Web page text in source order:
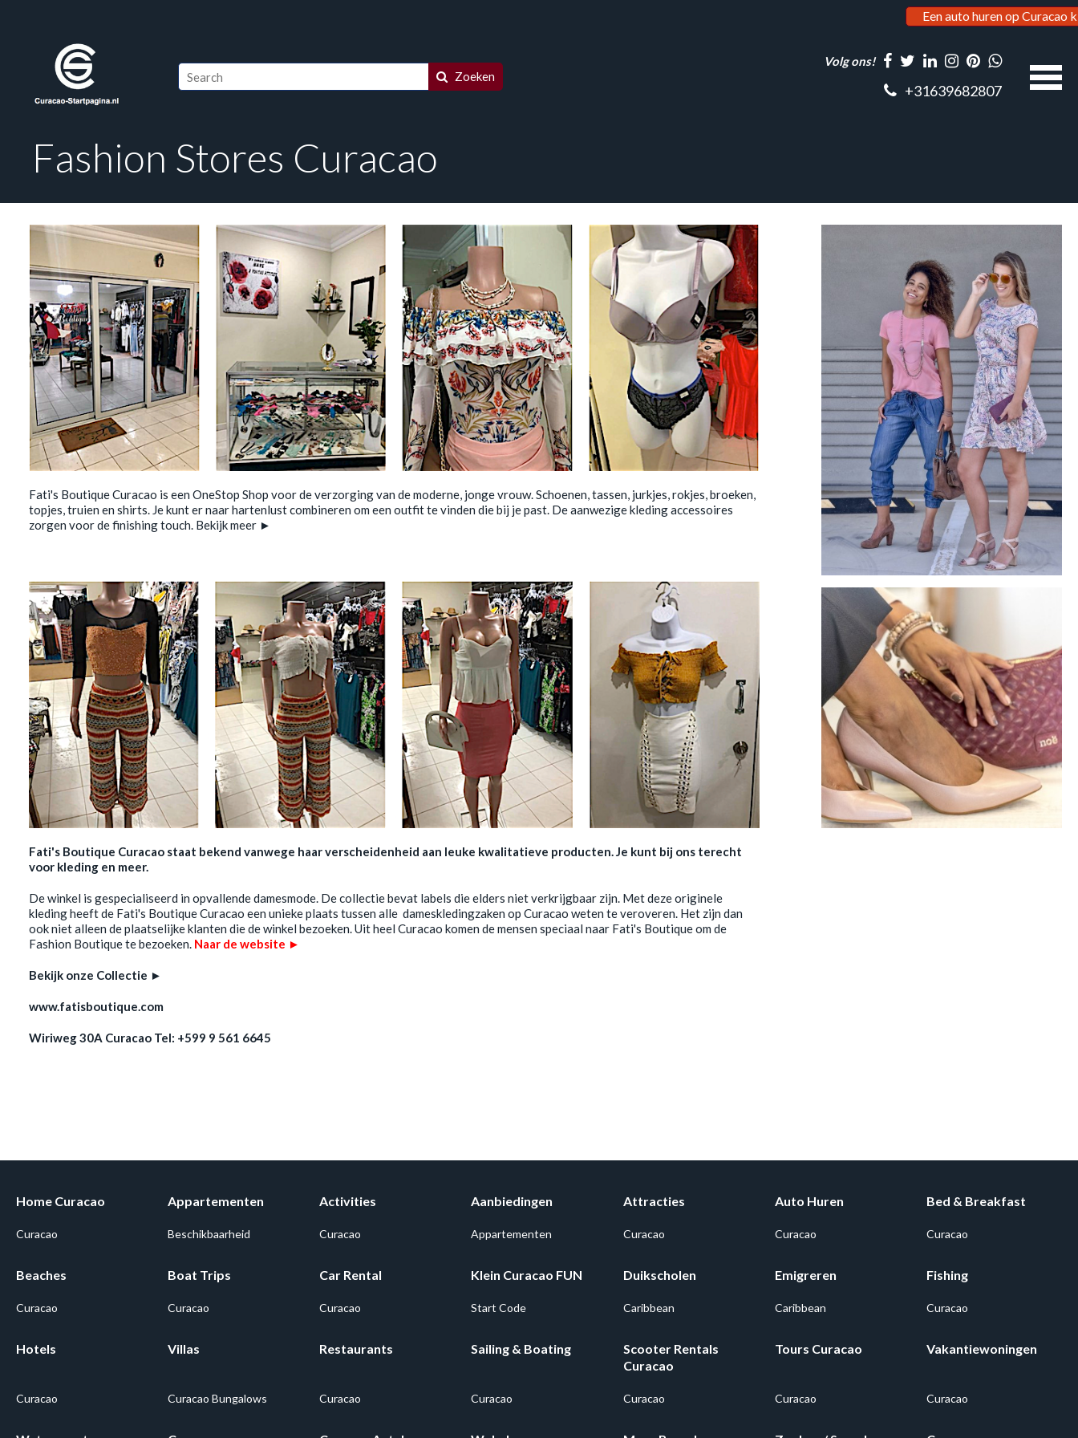
Een auto huren op Curacao
Zoeken
Volg ons!
+31639682807
Fashion Stores Curacao
Fati's Boutique Curacao is een OneStop Shop voor de verzorging van de moderne, jonge vrouw. Schoenen, tassen, jurkjes, rokjes, broeken,
topjes, truien en shirts. Je kunt er naar hartenlust combineren om een outfit te vinden die bij je past. De aanwezige kleding accessoires
zorgen voor de finishing touch. Bekijk meer ►
Fati's Boutique Curacao staat bekend vanwege haar verscheidenheid aan leuke kwalitatieve producten. Je kunt bij ons terecht
voor kleding en meer.
De winkel is gespecialiseerd in opvallende damesmode. De collectie bevat labels die elders niet verkrijgbaar zijn. Met deze originele
kleding heeft de Fati's Boutique Curacao een unieke plaats tussen alle dameskledingzaken op Curacao weten te veroveren. Het zijn dan
ook niet alleen de plaatselijke klanten die de winkel bezoeken. Uit heel Curacao komen de mensen speciaal naar Fati's Boutique om de
Fashion Boutique te bezoeken. Naar de website ►
Bekijk onze Collectie ►
www.fatisboutique.com
Wiriweg 30A Curacao Tel: +599 9 561 6645
Home Curacao
Curacao
Appartementen
Beschikbaarheid
Activities
Curacao
Aanbiedingen
Appartementen
Attracties
Curacao
Auto Huren
Curacao
Bed & Breakfast
Curacao
Beaches
Curacao
Boat Trips
Curacao
Car Rental
Curacao
Klein Curacao FUN
Start Code
Duikscholen
Caribbean
Emigreren
Caribbean
Fishing
Curacao
Hotels
Curacao
Villas
Curacao Bungalows
Restaurants
Curacao
Sailing & Boating
Curacao
Scooter Rentals
Curacao
Curacao
Tours Curacao
Curacao
Vakantiewoningen
Curacao